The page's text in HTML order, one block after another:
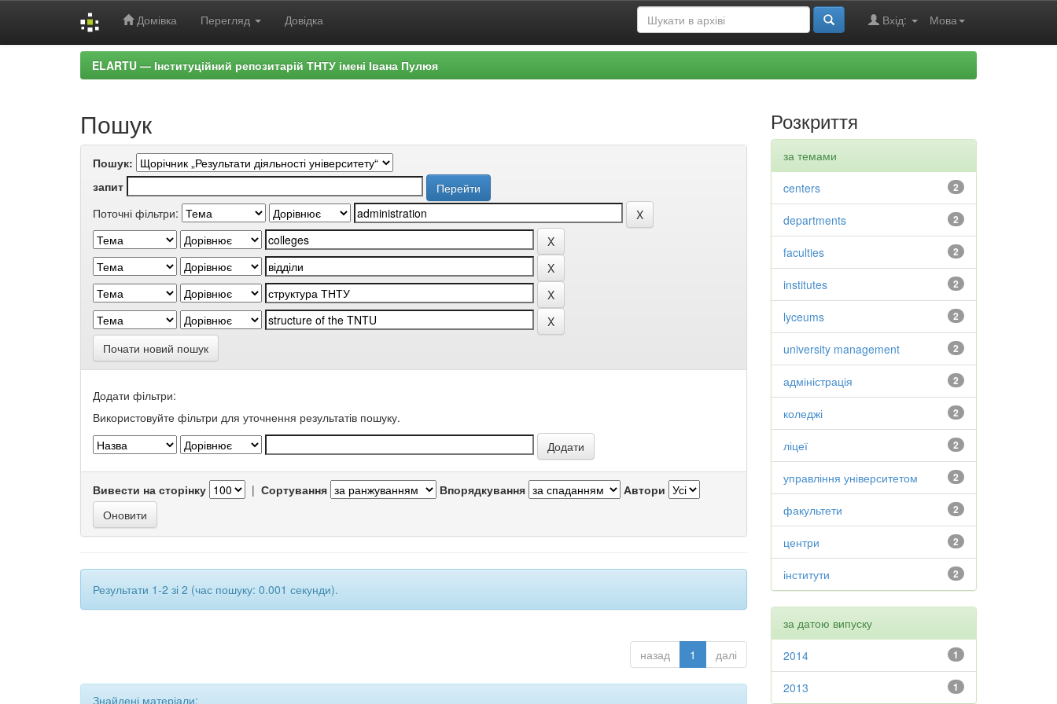
Домівка Перегляд Довідка Мова
Вхід:
ELARTU — Інституційний репозитарій ТНТУ імені Івана Пулюя
Пошук
Пошук:
запит
Поточні фільтри:
Почати новий пошук
Додати фільтри:
Використовуйте фільтри для уточнення результатів пошуку.
Вивести на сторінку | Сортування Впорядкування Автори
Результати 1-2 зі 2 (час пошуку: 0.001 секунди).
назад 1 далі
Знайдені матеріали:
Розкриття
за темами
2
centers
2
departments
2
faculties
2
institutes
2
lyceums
2
university management
2
адміністрація
2
коледжі
2
ліцеї
2
управління університетом
2
факультети
2
центри
2
інститути
за датою випуску
1
2014
1
2013